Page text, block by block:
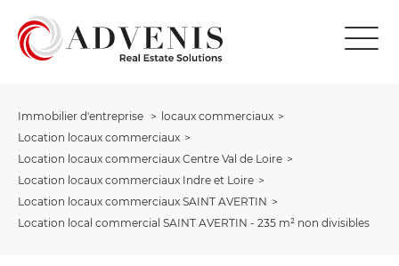
Immobilier d'entreprise
locaux commerciaux
Location locaux commerciaux
Location locaux commerciaux Centre Val de Loire
Location locaux commerciaux Indre et Loire
Location locaux commerciaux SAINT AVERTIN
Location local commercial SAINT AVERTIN - 235 m² non divisibles